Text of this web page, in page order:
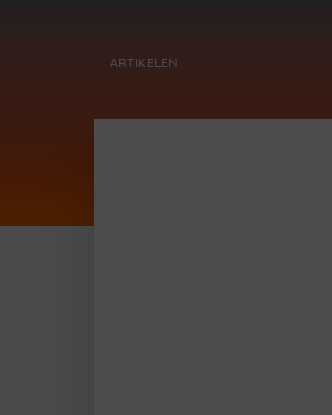
ARTIKELEN